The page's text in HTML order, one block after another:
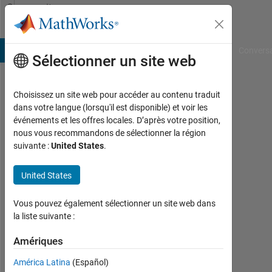
Passer au contenu
Community
Profile
Vedant
Shah
Last
5
mois
|
depuis
2025
Sélectionner un site web
Choisissez un site web pour accéder au contenu traduit
dans votre langue (lorsqu'il est disponible) et voir les
événements et les offres locales. D’après votre position,
nous vous recommandons de sélectionner la région
suivante :United States.
United States
Vous pouvez également sélectionner un site web dans
la liste suivante :
Amériques
América Latina (Español)